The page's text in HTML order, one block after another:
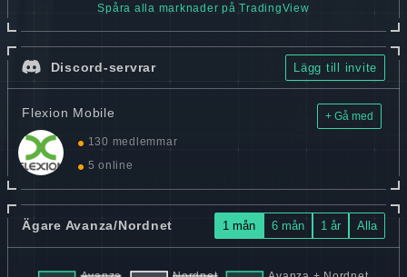
Spåra alla marknader på TradingView
Discord-servrar Lägg till invite
Flexion Mobile
130 medlemmar
5 online
+ Gå med
Ägare Avanza/Nordnet 1 mån 6 mån 1 år Alla